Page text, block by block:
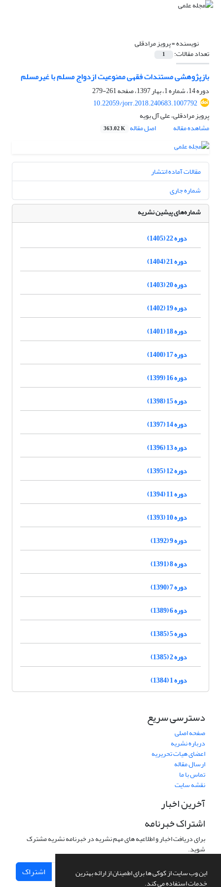
این وب سایت از کوکی ها برای اطمینان از ارائه بهترین
خدمات استفاده می کند.
نویسنده =پرویز مرادقلی
تعداد مقالات: 1
بازپژوهشی مستندات فقهی ممنوعیت ازدواج مسلم با غیرمسلم
دوره 14، شماره 1، بهار 1397، صفحه
261-279
10.22059/jorr.2018.240683.1007792
پرویز مرادقلی، علی آل بویه
مشاهده مقاله
اصل مقاله 363.02 K
مقالات آماده انتشار
شماره جاری
شماره‌های پیشین نشریه
دوره 22 (1405)
دوره 21 (1404)
دوره 20 (1403)
دوره 19 (1402)
دوره 18 (1401)
دوره 17 (1400)
دوره 16 (1399)
دوره 15 (1398)
دوره 14 (1397)
دوره 13 (1396)
دوره 12 (1395)
دوره 11 (1394)
دوره 10 (1393)
دوره 9 (1392)
دوره 8 (1391)
دوره 7 (1390)
دوره 6 (1389)
دوره 5 (1385)
دوره 2 (1385)
دوره 1 (1384)
دسترسی سریع
صفحه اصلی
درباره نشریه
اعضای هیات تحریریه
ارسال مقاله
تماس با ما
نقشه سایت
آخرین اخبار
اشتراک خبرنامه
برای دریافت اخبار و اطلاعیه های مهم نشریه در خبرنامه نشریه مشترک
شوید.
اشتراک